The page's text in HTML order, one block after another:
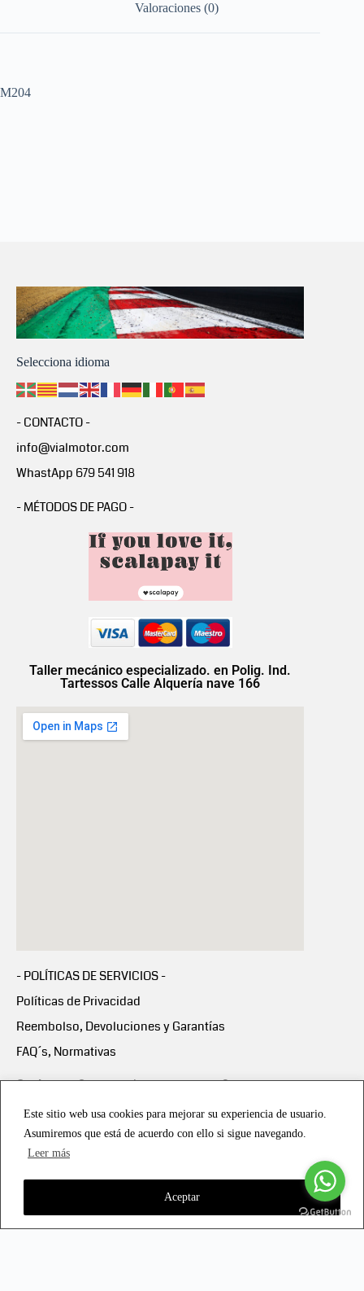
Este sitio web usa cookies para mejorar su experiencia de usuario.
Asumiremos que está de acuerdo con ello si sigue navegando.
Leer más
Aceptar
Valoraciones (0)
M204
Selecciona idioma
- CONTACTO -
info@vialmotor.com
WhastApp 679 541 918
- MÉTODOS DE PAGO -
Taller mecánico especializado. en Polig. Ind.
Tartessos Calle Alquería nave 166
- POLÍTICAS DE SERVICIOS -
Políticas de Privacidad
Reembolso, Devoluciones y Garantías
FAQ´s, Normativas
Scalapay:Compra ahora y paga en 3 cuotas
Scalapay Política Privacidad
Copyright © 2021 all rights reserved - Vialmotor